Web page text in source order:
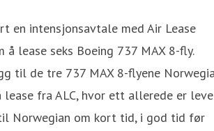
en intensjonsavtale med Air Lease
å lease seks Boeing 737 MAX 8-fly.
til de tre 737 MAX 8-flyene
fra ALC, hvor ett allerede er
Norwegian om kort tid, i god tid før